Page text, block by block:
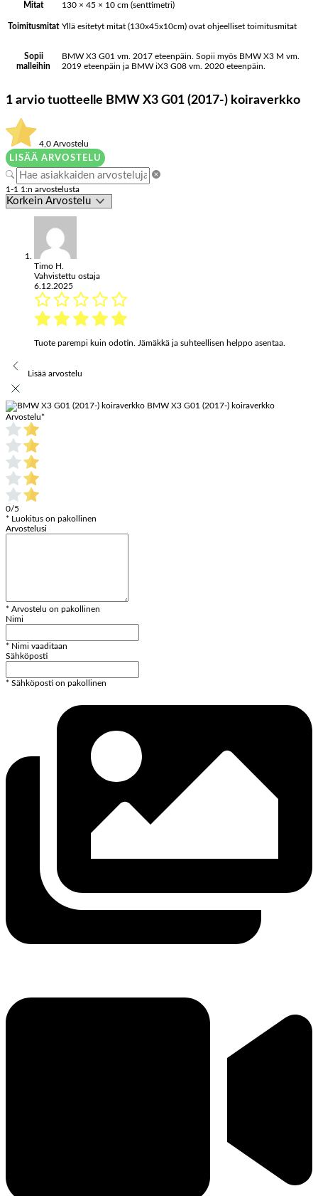
Mitat
130 × 45 × 10 cm (senttimetri)
Toimitusmitat Yllä esitetyt mitat (130x45x10cm) ovat ohjeelliset toimitusmitat
Sopii
malleihin
BMW X3 G01 vm. 2017 eteenpäin. Sopii myös BMW X3 M vm.
2019 eteenpäin ja BMW iX3 G08 vm. 2020 eteenpäin.
1 arvio tuotteelle BMW X3 G01 (2017-) koiraverkko
4,0 Arvostelu
LISÄÄ ARVOSTELU
1-1 1:n arvostelusta
Timo H.
Vahvistettu ostaja
6.12.2025
Tuote parempi kuin odotin. Jämäkkä ja suhteellisen helppo asentaa.
Lisää arvostelu
BMW X3 G01 (2017-) koiraverkko
Arvostelu*
0/5
* Luokitus on pakollinen
Arvostelusi
* Arvostelu on pakollinen
Nimi
* Nimi vaaditaan
Sähköposti
* Sähköposti on pakollinen